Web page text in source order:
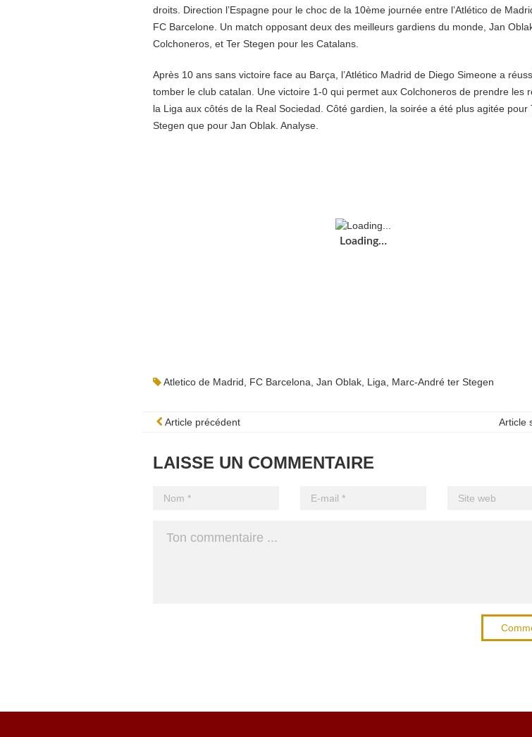
droits. Direction l’Espagne pour le choc de la 10ème journée entre l’Atlético de
FC Barcelone. Un match opposant deux des meilleurs gardiens du monde, Jan
Colchoneros, et Ter Stegen pour les Catalans.
Après 10 ans sans victoire face au Barça, l’Atlético Madrid de Diego Simeone a
tomber le club catalan. Une victoire 1-0 qui permet aux Colchoneros de prendre les
la Liga aux côtés de la Real Sociedad. Côté gardien, la soirée a été plus agitée pour
Stegen que pour Jan Oblak. Analyse.
Loading…
Atletico de Madrid FC Barcelona Jan Oblak Liga Marc-André ter Stegen
Article précédent Article
LAISSE UN COMMENTAIRE